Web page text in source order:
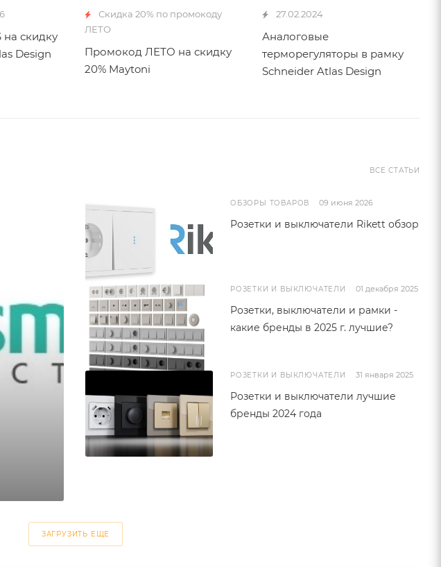
скидку
Design
Скидка 20% по промокоду
ЛЕТО
Промокод ЛЕТО на скидку
20% Maytoni
27.02.2024
Аналоговые
терморегуляторы в рамку
Schneider Atlas Design
ВСЕ СТАТЬИ
ОБЗОРЫ ТОВАРОВ 09 июня 2026
Розетки и выключатели Rikett обзор
РОЗЕТКИ И ВЫКЛЮЧАТЕЛИ 01 декабря 2025
Розетки, выключатели и рамки -
какие бренды в 2025 г. лучшие?
РОЗЕТКИ И ВЫКЛЮЧАТЕЛИ 31 января 2025
Розетки и выключатели лучшие
бренды 2024 года
ЗАГРУЗИТЬ ЕЩЕ